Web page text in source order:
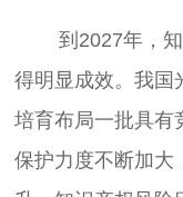
	到2027年，知识产权促进光伏产业健康发展取
得明显成效。我国
培育布局一批具有
保护力度不断加大